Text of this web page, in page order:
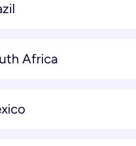
Africa